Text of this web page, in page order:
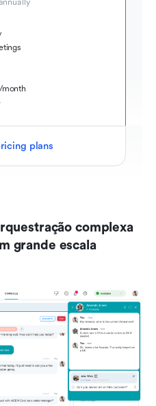
month
plans
complexa
grande escala